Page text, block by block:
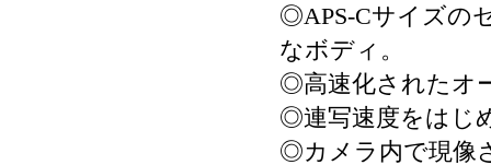
◎APS-Cサイズの
なボディ。
◎高速化されたオ
◎連写速度をはじ
◎カメラ内で現像